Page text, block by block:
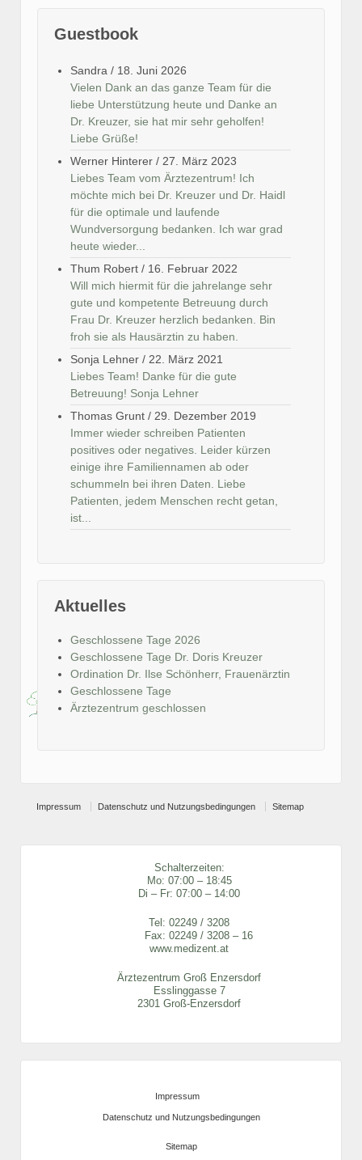
Guestbook
Sandra / 18. Juni 2026
Vielen Dank an das ganze Team für die
liebe Unterstützung heute und Danke an
Dr. Kreuzer, sie hat mir sehr geholfen!
Liebe Grüße!
Werner Hinterer / 27. März 2023
Liebes Team vom Ärztezentrum! Ich
möchte mich bei Dr. Kreuzer und Dr. Haidl
für die optimale und laufende
Wundversorgung bedanken. Ich war grad
heute wieder...
Thum Robert / 16. Februar 2022
Will mich hiermit für die jahrelange sehr
gute und kompetente Betreuung durch
Frau Dr. Kreuzer herzlich bedanken. Bin
froh sie als Hausärztin zu haben.
Sonja Lehner / 22. März 2021
Liebes Team! Danke für die gute
Betreuung! Sonja Lehner
Thomas Grunt / 29. Dezember 2019
Immer wieder schreiben Patienten
positives oder negatives. Leider kürzen
einige ihre Familiennamen ab oder
schummeln bei ihren Daten. Liebe
Patienten, jedem Menschen recht getan,
ist...
Aktuelles
Geschlossene Tage 2026
Geschlossene Tage Dr. Doris Kreuzer
Ordination Dr. Ilse Schönherr, Frauenärztin
Geschlossene Tage
Ärztezentrum geschlossen
Impressum Datenschutz und Nutzungsbedingungen Sitemap
Schalterzeiten:
Mo: 07:00 – 18:45
Di – Fr: 07:00 – 14:00
Tel: 02249 / 3208
Fax: 02249 / 3208 – 16
www.medizent.at
Ärztezentrum Groß Enzersdorf
Esslinggasse 7
2301 Groß-Enzersdorf
Impressum
Datenschutz und Nutzungsbedingungen
Sitemap